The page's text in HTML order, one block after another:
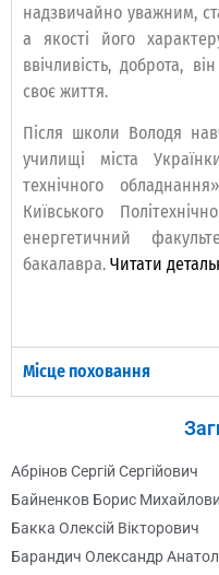
надзвичайно уважним,
а якості його
ввічливість, доброта,
своє життя.
Після школи Володя
училищі міста
технічного
Київського
енергетичний
бакалавра. Читати
Місце поховання
Абрінов Сергій Сергійович
Байненков Борис
Бакка Олексій Вікторович
Барандич Олександр